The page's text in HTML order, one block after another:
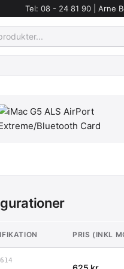
Tel: 08 - 24 81 90 | Arne
PRIS (INKL